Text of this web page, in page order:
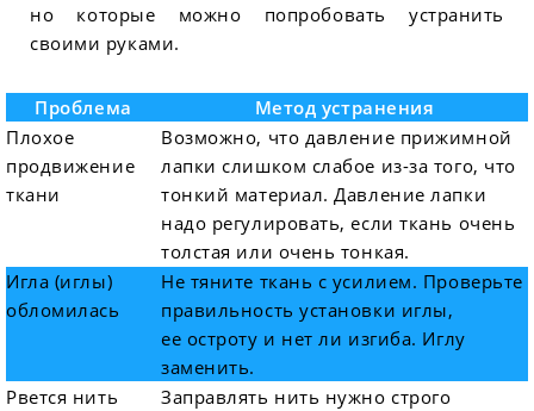
но которые можно попробовать устранить
своими руками.
Проблема
Метод устранения
Плохое
продвижение
ткани
Возможно, что давление прижимной
лапки слишком слабое из-за того, что
тонкий материал. Давление лапки
надо регулировать, если ткань очень
толстая или очень тонкая.
Игла (иглы)
обломилась
Не тяните ткань с усилием. Проверьте
правильность установки иглы,
ее остроту и нет ли изгиба. Иглу
заменить.
Рвется нить
Заправлять нить нужно строго